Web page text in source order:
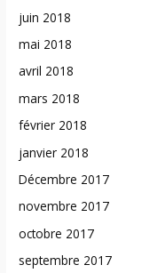
juin 2018
mai 2018
avril 2018
mars 2018
février 2018
janvier 2018
Décembre 2017
novembre 2017
octobre 2017
septembre 2017